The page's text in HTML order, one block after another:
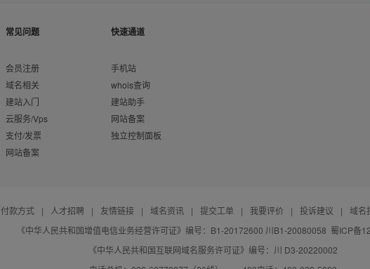
常见问题
会员注册
域名相关
建站入门
云服务/Vps
支付/发票
网站备案
快速通道
手机站
whois查询
建站助手
网站备案
独立控制面板
付款方式 | 人才招聘 | 友情链接 | 域名资讯 | 提交工单 | 我要评价 | 投诉建议 |
域名
《中华人民共和国增值电信业务经营许可证》编号：B1-20172600 川B1-20080058 蜀ICP备
《中华人民共和国互联网域名服务许可证》编号：川 D3-20220002